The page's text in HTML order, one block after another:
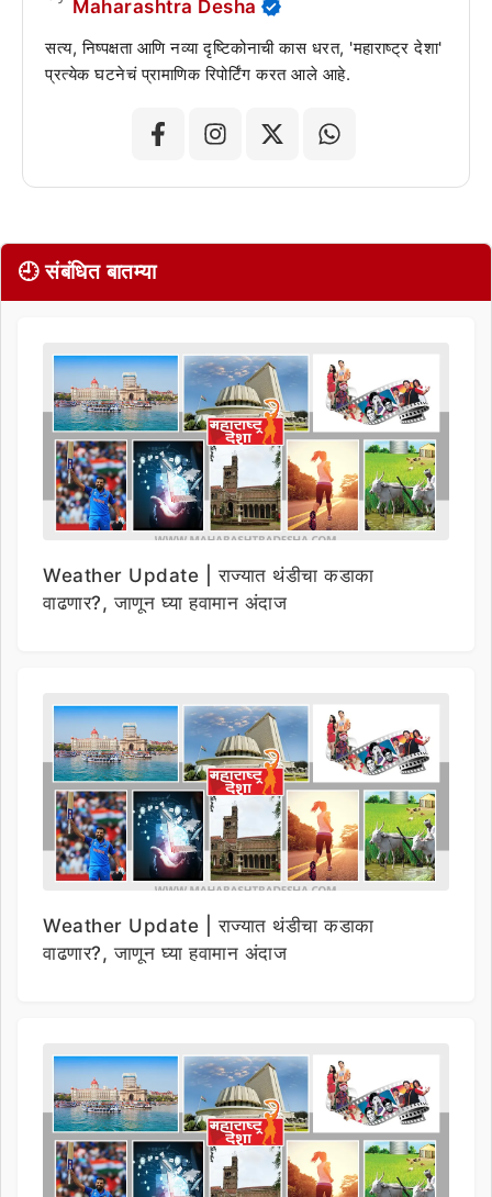
Maharashtra Desha
सत्य, निष्पक्षता आणि नव्या दृष्टिकोनाची कास धरत, 'महाराष्ट्र देशा'
प्रत्येक घटनेचं प्रामाणिक रिपोर्टिंग करत आले आहे.
🕘 संबंधित बातम्या
Weather Update | राज्यात थंडीचा कडाका
वाढणार?, जाणून घ्या हवामान अंदाज
Weather Update | राज्यात थंडीचा कडाका
वाढणार?, जाणून घ्या हवामान अंदाज